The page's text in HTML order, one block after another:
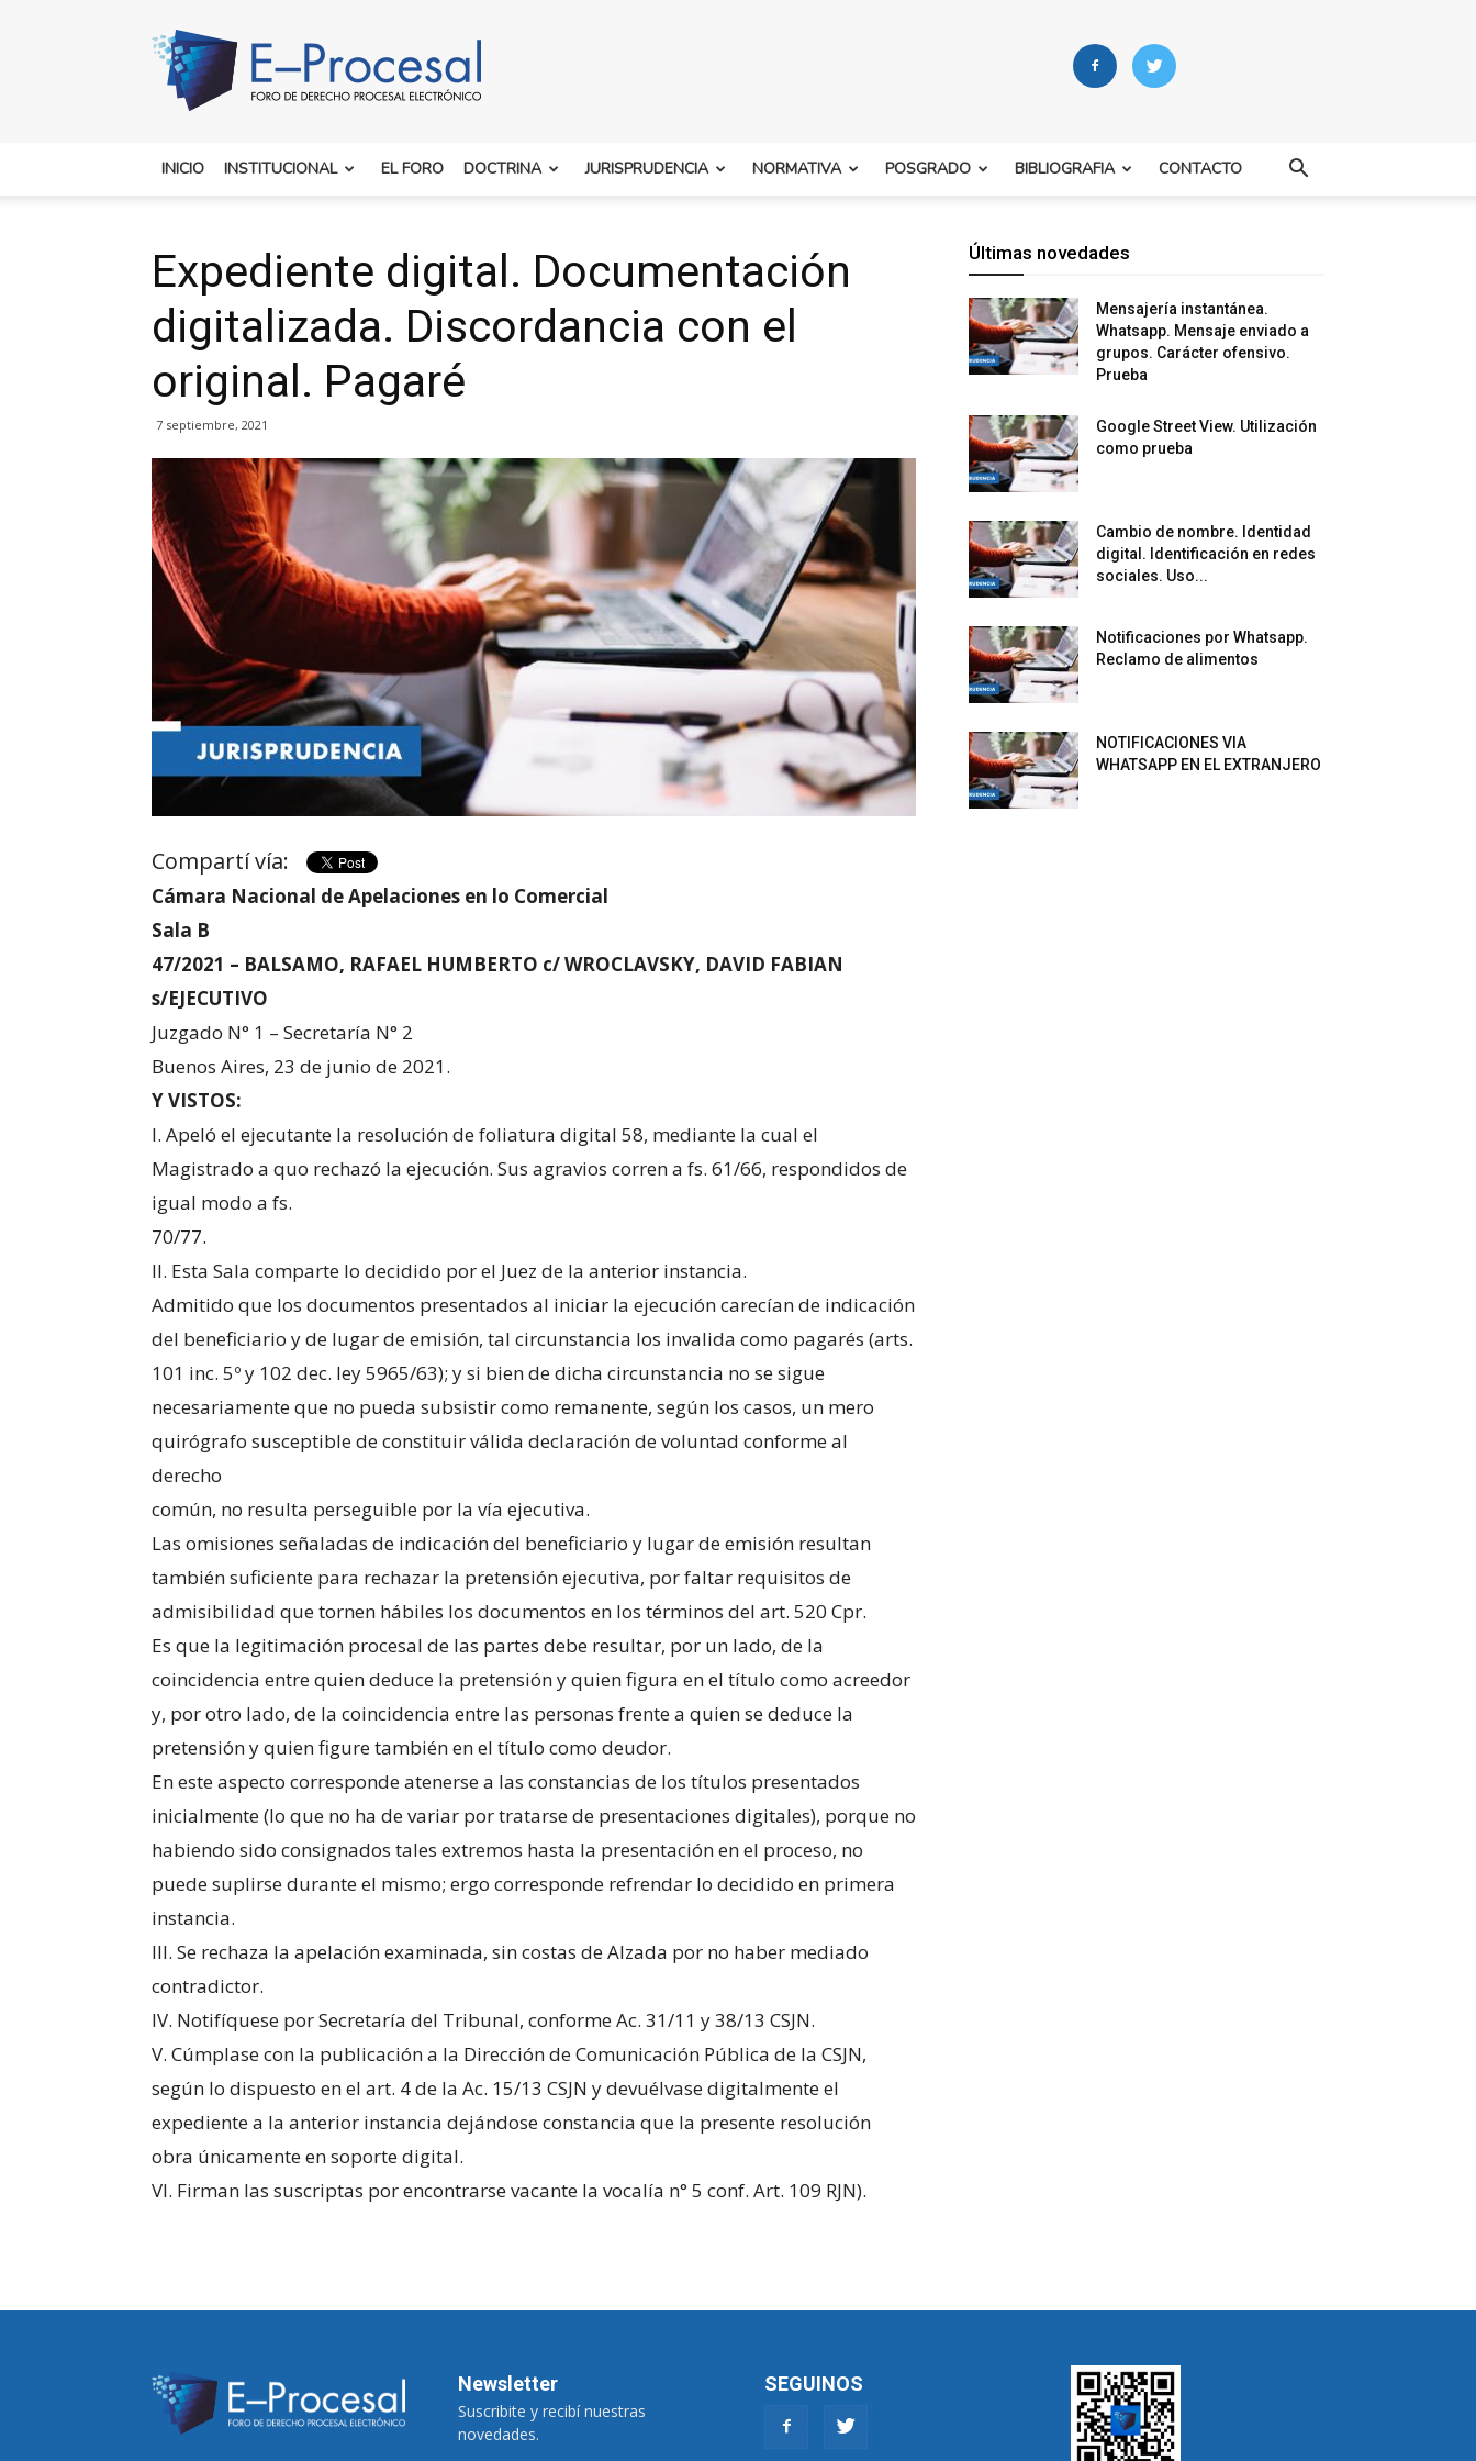
E-
Procesal
INICIO INSTITUCIONAL EL FORO DOCTRINA JURISPRUDENCIA NORMATIVA POSGRADO BIBLIOGRAFIA CONTACTO
Expediente digital. Documentación
digitalizada. Discordancia con el
original. Pagaré
7 septiembre, 2021
Compartí vía:
Cámara Nacional de Apelaciones en lo Comercial
Sala B
47/2021 – BALSAMO, RAFAEL HUMBERTO c/ WROCLAVSKY, DAVID FABIAN
s/EJECUTIVO
Juzgado N° 1 – Secretaría N° 2
Buenos Aires, 23 de junio de 2021.
Y VISTOS:
I. Apeló el ejecutante la resolución de foliatura digital 58, mediante la cual el
Magistrado a quo rechazó la ejecución. Sus agravios corren a fs. 61/66, respondidos de
igual modo a fs.
70/77.
II. Esta Sala comparte lo decidido por el Juez de la anterior instancia.
Admitido que los documentos presentados al iniciar la ejecución carecían de indicación
del beneficiario y de lugar de emisión, tal circunstancia los invalida como pagarés (arts.
101 inc. 5º y 102 dec. ley 5965/63); y si bien de dicha circunstancia no se sigue
necesariamente que no pueda subsistir como remanente, según los casos, un mero
quirógrafo susceptible de constituir válida declaración de voluntad conforme al
derecho
común, no resulta perseguible por la vía ejecutiva.
Las omisiones señaladas de indicación del beneficiario y lugar de emisión resultan
también suficiente para rechazar la pretensión ejecutiva, por faltar requisitos de
admisibilidad que tornen hábiles los documentos en los términos del art. 520 Cpr.
Es que la legitimación procesal de las partes debe resultar, por un lado, de la
coincidencia entre quien deduce la pretensión y quien figura en el título como acreedor
y, por otro lado, de la coincidencia entre las personas frente a quien se deduce la
pretensión y quien figure también en el título como deudor.
En este aspecto corresponde atenerse a las constancias de los títulos presentados
inicialmente (lo que no ha de variar por tratarse de presentaciones digitales), porque no
habiendo sido consignados tales extremos hasta la presentación en el proceso, no
puede suplirse durante el mismo; ergo corresponde refrendar lo decidido en primera
instancia.
III. Se rechaza la apelación examinada, sin costas de Alzada por no haber mediado
contradictor.
IV. Notifíquese por Secretaría del Tribunal, conforme Ac. 31/11 y 38/13 CSJN.
V. Cúmplase con la publicación a la Dirección de Comunicación Pública de la CSJN,
según lo dispuesto en el art. 4 de la Ac. 15/13 CSJN y devuélvase digitalmente el
expediente a la anterior instancia dejándose constancia que la presente resolución
obra únicamente en soporte digital.
VI. Firman las suscriptas por encontrarse vacante la vocalía n° 5 conf. Art. 109 RJN).
Últimas novedades
Mensajería instantánea.
Whatsapp. Mensaje enviado a
grupos. Carácter ofensivo.
Prueba
Google Street View. Utilización
como prueba
Cambio de nombre. Identidad
digital. Identificación en redes
sociales. Uso...
Notificaciones por Whatsapp.
Reclamo de alimentos
NOTIFICACIONES VIA
WHATSAPP EN EL EXTRANJERO
Newsletter
Suscribite y recibí nuestras
novedades.
SEGUINOS